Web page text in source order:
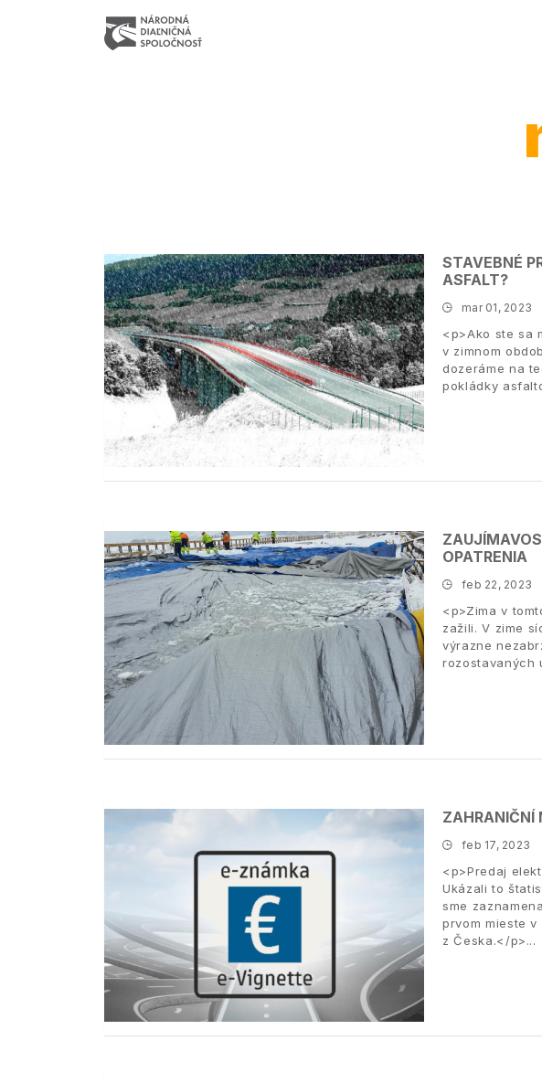
STAVEBNÉ
ASFALT?
mar 01, 2023
<p>Ako ste sa
v zimnom
dozeráme na
pokládky
OPATRENIA
feb 22, 2023
<p>Zima v
zažili. V zime
výrazne
rozostavaných
ZAHRANIČNÍ
feb 17, 2023
<p>Predaj
Ukázali to
sme
prvom mieste
z Česka.</p>